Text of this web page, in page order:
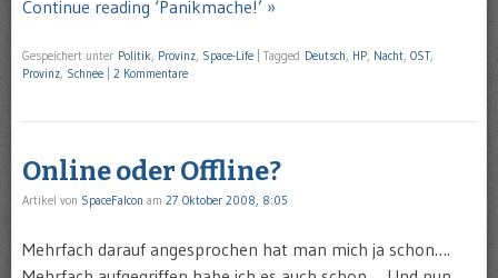
Continue reading ‘Panikmache!’ »
Gespeichert unter Politik, Provinz, Space-Life Tagged Deutsch, HP, Nacht, OST,
Provinz, Schnee 2 Kommentare
Online oder Offline?
Artikel von SpaceFalcon am 27 Oktober 2008, 8:05
Mehrfach darauf angesprochen hat man mich ja schon….